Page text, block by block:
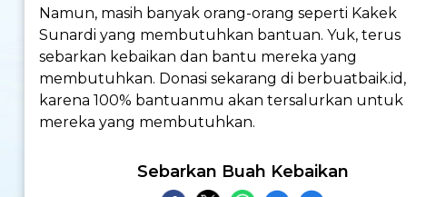
Namun, masih banyak orang-orang seperti Kakek
Sunardi yang membutuhkan bantuan. Yuk, terus
sebarkan kebaikan dan bantu mereka yang
membutuhkan. Donasi sekarang di berbuatbaik.id,
karena 100% bantuanmu akan tersalurkan untuk
mereka yang membutuhkan.
Sebarkan Buah Kebaikan